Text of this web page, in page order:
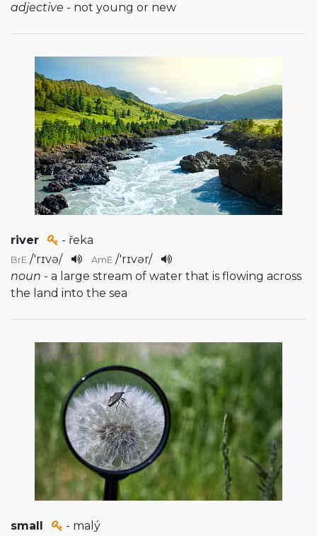
adjective - not young or new
river - řeka
BrE /'rɪvə/ AmE /'rɪvər/
noun - a large stream of water that is flowing across
the land into the sea
small - malý